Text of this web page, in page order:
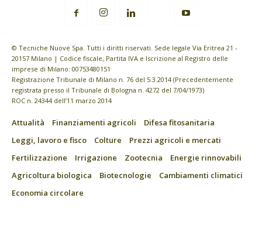
© Tecniche Nuove Spa. Tutti i diritti riservati. Sede legale Via Eritrea 21 -
20157 Milano | Codice fiscale, Partita IVA e Iscrizione al Registro delle
imprese di Milano: 00753480151
Registrazione Tribunale di Milano n. 76 del 5.3.2014 (Precedentemente
registrata presso il Tribunale di Bologna n. 4272 del 7/04/1973)
ROC n. 24344 dell’11 marzo 2014
Attualità Finanziamenti agricoli
Difesa fitosanitaria
Leggi, lavoro e fisco
Colture
Prezzi agricoli e mercati
Fertilizzazione
Irrigazione Zootecnia
Energie rinnovabili
Agricoltura biologica
Biotecnologie
Cambiamenti climatici
Economia circolare